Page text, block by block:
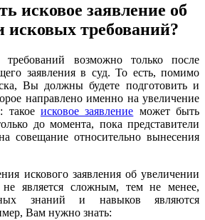
исковое заявление об
исковых требований?
требований возможно только после
заявления в суд. То есть, помимо
Вы должны будете подготовить и
направлено именно на увеличение
исковое заявление может быть
до момента, пока представители
совещание относительно вынесения
искового заявления об увеличении
не является сложным, тем не менее,
знаний и навыков являются
Вам нужно знать: